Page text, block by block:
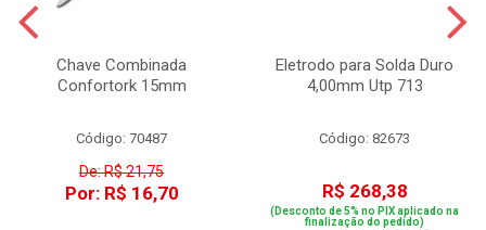
Chave Combinada
Confortork 15mm
Código: 70487
De: R$ 21,75
Por: R$ 16,70
Eletrodo para Solda Duro
4,00mm Utp 713
Código: 82673
R$ 268,38
(Desconto de 5% no PIX aplicado na
finalização do pedido)